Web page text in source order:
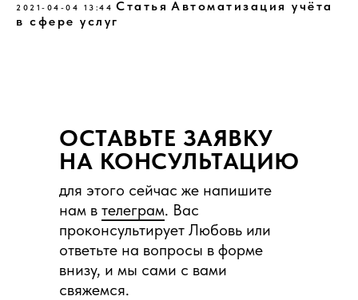
2021-04-04 13:44 Статья Автоматизация учёта
в сфере услуг
для этого сейчас же напишите
нам в телеграм. Вас
проконсультирует Любовь или
ответьте на вопросы в форме
внизу, и мы сами с вами
свяжемся.
ОСТАВЬТЕ ЗАЯВКУ
НА КОНСУЛЬТАЦИЮ